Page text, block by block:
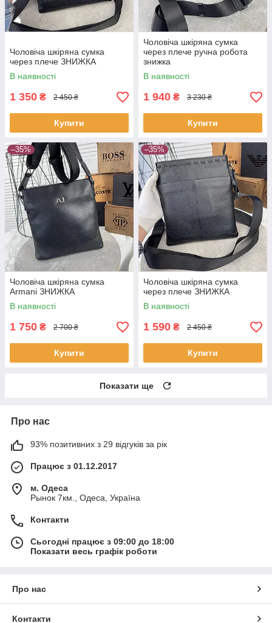
Чоловіча шкіряна сумка
через плече ЗНИЖКА
В наявності
1 350 ₴ 2 450 ₴
Купити
Чоловіча шкіряна сумка
через плече ручна робота
знижка
В наявності
1 940 ₴ 3 230 ₴
Купити
–35%
Чоловіча шкіряна сумка
Armani ЗНИЖКА
В наявності
1 750 ₴ 2 700 ₴
Купити
–35%
Чоловіча шкіряна сумка
через плече ЗНИЖКА
В наявності
1 590 ₴ 2 450 ₴
Купити
Показати ще
Про нас
93% позитивних з 29 відгуків за рік
Працює з 01.12.2017
м. Одеса
Рынок 7км., Одеса, Україна
Контакти
Сьогодні працює з 09:00 до 18:00
Показати весь графік роботи
Про нас
Контакти